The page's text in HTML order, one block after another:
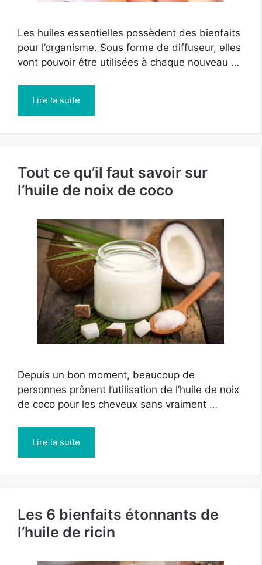
Les huiles essentielles possèdent des bienfaits
pour l’organisme. Sous forme de diffuseur, elles
vont pouvoir être utilisées à chaque nouveau …
Lire la suite
Tout ce qu’il faut savoir sur
l’huile de noix de coco
Depuis un bon moment, beaucoup de
personnes prônent l’utilisation de l’huile de noix
de coco pour les cheveux sans vraiment …
Lire la suite
Les 6 bienfaits étonnants de
l’huile de ricin